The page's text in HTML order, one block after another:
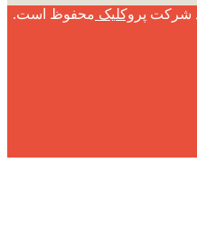
پروکلیک محفوظ است.